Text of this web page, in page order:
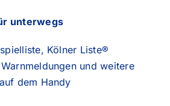
unterwegs
Kölner Liste®
und weitere
dem Handy